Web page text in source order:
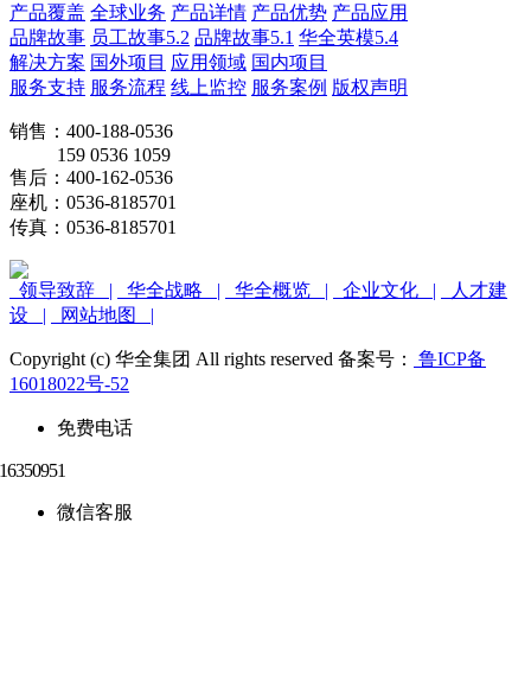
产品覆盖 全球业务 产品详情 产品优势 产品应用
品牌故事 员工故事5.2 品牌故事5.1 华全英模5.4
解决方案 国外项目 应用领域 国内项目
服务支持 服务流程 线上监控 服务案例 版权声明
销售：400-188-0536
159 0536 1059
售后：400-162-0536
座机：0536-8185701
传真：0536-8185701
领导致辞 | 华全战略 | 华全概览 | 企业文化 |
人才建
设 |
网站地图 |
Copyright (c) 华全集团 All rights reserved 备案号：
鲁ICP备
16018022号-52
免费电话
微信客服